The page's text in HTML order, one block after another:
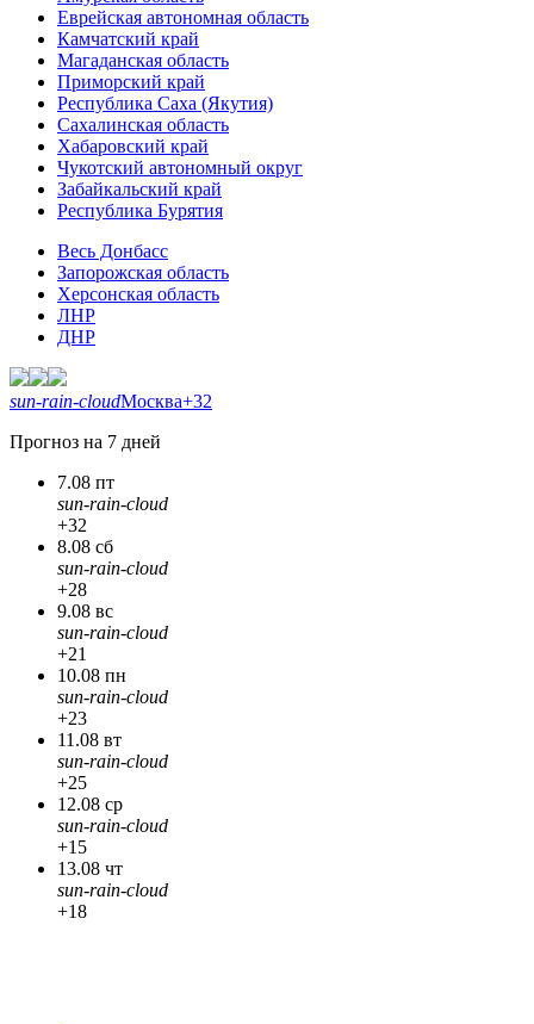
Еврейская автономная область
Камчатский край
Магаданская область
Приморский край
Республика Саха (Якутия)
Сахалинская область
Хабаровский край
Чукотский автономный округ
Забайкальский край
Республика Бурятия
Весь Донбасс
Запорожская область
Херсонская область
ЛНР
ДНР
sun-rain-cloudМосква+32
Прогноз на 7 дней
7.08 пт
sun-rain-cloud
+32
8.08 сб
sun-rain-cloud
+28
9.08 вс
sun-rain-cloud
+21
10.08 пн
sun-rain-cloud
+23
11.08 вт
sun-rain-cloud
+25
12.08 ср
sun-rain-cloud
+15
13.08 чт
sun-rain-cloud
+18